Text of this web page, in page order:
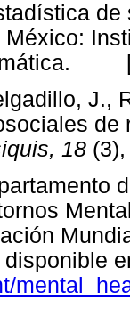
J.,
18